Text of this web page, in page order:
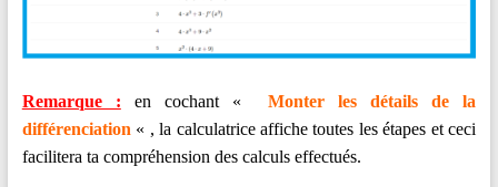
Remarque : en cochant «
Monter les détails de la
différenciation « , la calculatrice affiche toutes les étapes et ceci
facilitera ta compréhension des calculs effectués.